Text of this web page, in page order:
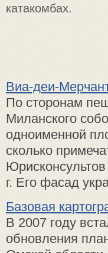
катакомбах.
Виа-деи-
По сторонам
Миланского
одноименной
сколько
г. Его фасад
Базовая
В 2007 году
обновления